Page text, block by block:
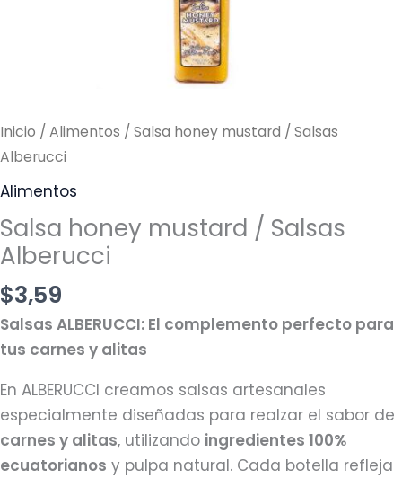
Inicio / Alimentos / Salsa honey mustard / Salsas
Alberucci
Alimentos
Salsa honey mustard / Salsas
Alberucci
$3,59
Salsas ALBERUCCI: El complemento perfecto para
tus carnes y alitas
En ALBERUCCI creamos salsas artesanales
especialmente diseñadas para realzar el sabor de
carnes y alitas, utilizando ingredientes 100%
ecuatorianos y pulpa natural. Cada botella refleja